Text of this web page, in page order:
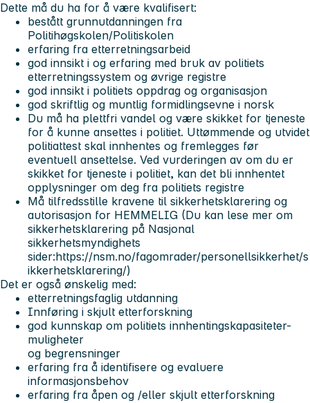
Dette må du ha for å være kvalifisert:
bestått grunnutdanningen fra
Politihøgskolen/Politiskolen
erfaring fra etterretningsarbeid
god innsikt i og erfaring med bruk av politiets
etterretningssystem og øvrige registre
god innsikt i politiets oppdrag og organisasjon
god skriftlig og muntlig formidlingsevne i norsk
Du må ha plettfri vandel og være skikket for tjeneste
for å kunne ansettes i politiet. Uttømmende og utvidet
politiattest skal innhentes og fremlegges før
eventuell ansettelse. Ved vurderingen av om du er
skikket for tjeneste i politiet, kan det bli innhentet
opplysninger om deg fra politiets registre
Må tilfredsstille kravene til sikkerhetsklarering og
autorisasjon for HEMMELIG (Du kan lese mer om
sikkerhetsklarering på Nasjonal
sikkerhetsmyndighets
sider:https://nsm.no/fagomrader/personellsikkerhet/s
ikkerhetsklarering/)
Det er også ønskelig med:
etterretningsfaglig utdanning
Innføring i skjult etterforskning
god kunnskap om politiets innhentingskapasiteter-
muligheter
og begrensninger
erfaring fra å identifisere og evaluere
informasjonsbehov
erfaring fra åpen og /eller skjult etterforskning